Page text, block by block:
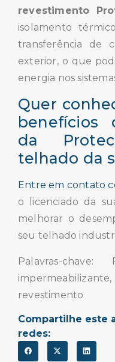
revestimento
isolamento
transferência de
exterior, o que
energia nos
Quer
benefícios
da
telhado da
Entre em contato
o licenciado da
melhorar o
seu telhado
Palavras-chave:
revestimento
Compartilhe este
redes: